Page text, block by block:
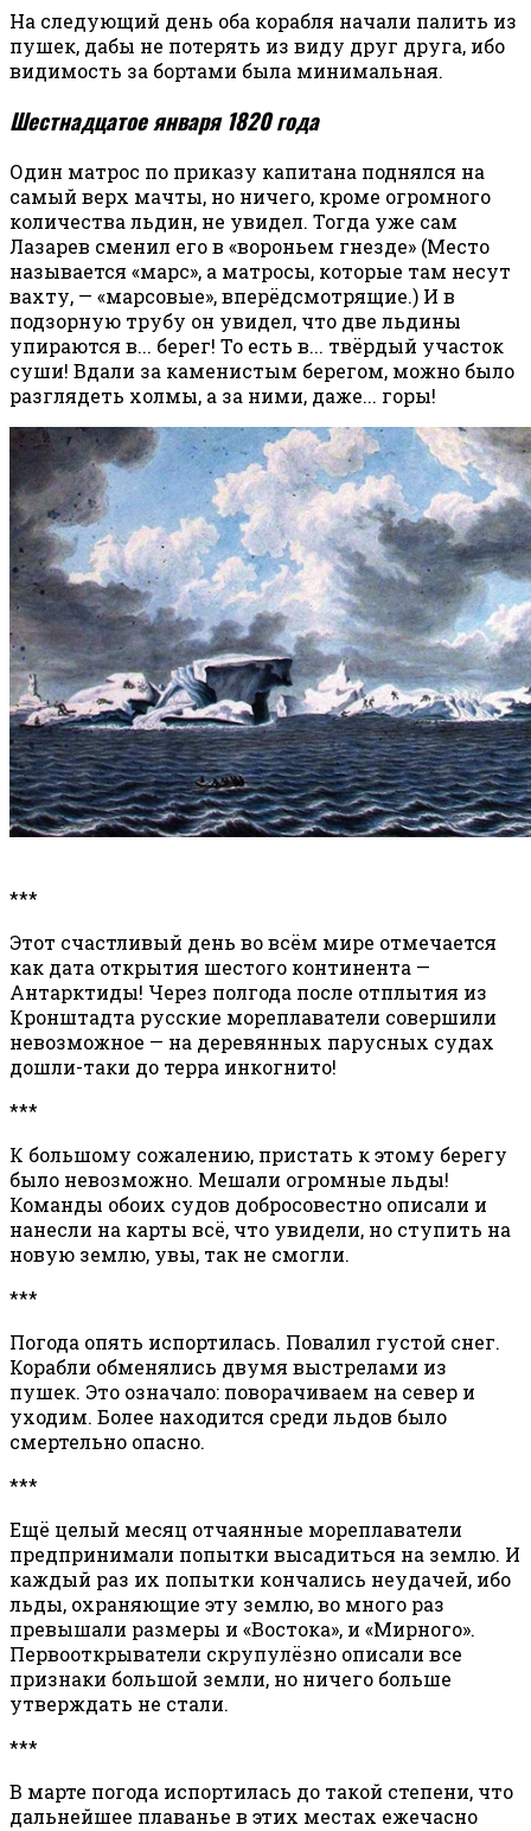
На следующий день оба корабля начали палить из
пушек, дабы не потерять из виду друг друга, ибо
видимость за бортами была минимальная.
Шестнадцатое января 1820 года
Один матрос по приказу капитана поднялся на
самый верх мачты, но ничего, кроме огромного
количества льдин, не увидел. Тогда уже сам
Лазарев сменил его в «вороньем гнезде» (Место
называется «марс», а матросы, которые там несут
вахту, — «марсовые», вперёдсмотрящие.) И в
подзорную трубу он увидел, что две льдины
упираются в... берег! То есть в... твёрдый участок
суши! Вдали за каменистым берегом, можно было
разглядеть холмы, а за ними, даже... горы!
***
Этот счастливый день во всём мире отмечается
как дата открытия шестого континента —
Антарктиды! Через полгода после отплытия из
Кронштадта русские мореплаватели совершили
невозможное — на деревянных парусных судах
дошли-таки до терра инкогнито!
***
К большому сожалению, пристать к этому берегу
было невозможно. Мешали огромные льды!
Команды обоих судов добросовестно описали и
нанесли на карты всё, что увидели, но ступить на
новую землю, увы, так не смогли.
***
Погода опять испортилась. Повалил густой снег.
Корабли обменялись двумя выстрелами из
пушек. Это означало: поворачиваем на север и
уходим. Более находится среди льдов было
смертельно опасно.
***
Ещё целый месяц отчаянные мореплаватели
предпринимали попытки высадиться на землю. И
каждый раз их попытки кончались неудачей, ибо
льды, охраняющие эту землю, во много раз
превышали размеры и «Востока», и «Мирного».
Первооткрыватели скрупулёзно описали все
признаки большой земли, но ничего больше
утверждать не стали.
***
В марте погода испортилась до такой степени, что
дальнейшее плаванье в этих местах ежечасно